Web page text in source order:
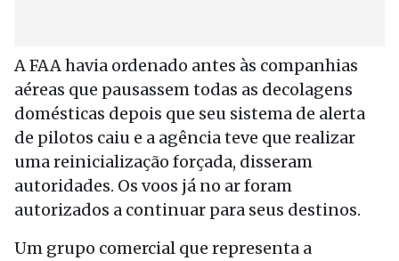
A FAA havia ordenado antes às companhias
aéreas que pausassem todas as decolagens
domésticas depois que seu sistema de alerta
de pilotos caiu e a agência teve que realizar
uma reinicialização forçada, disseram
autoridades. Os voos já no ar foram
autorizados a continuar para seus destinos.
Um grupo comercial que representa a